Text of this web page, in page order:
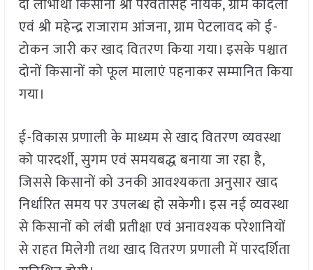
दो लाभार्थी किसानों श्री परवतसिंह नायक, ग्राम कोदली
एवं श्री महेन्द्र राजाराम आंजना, ग्राम पेटलावद को ई-
टोकन जारी कर खाद वितरण किया गया। इसके पश्चात
दोनों किसानों को फूल मालाएं पहनाकर सम्मानित किया
गया।
ई-विकास प्रणाली के माध्यम से खाद वितरण व्यवस्था
को पारदर्शी, सुगम एवं समयबद्ध बनाया जा रहा है,
जिससे किसानों को उनकी आवश्यकता अनुसार खाद
निर्धारित समय पर उपलब्ध हो सकेगी। इस नई व्यवस्था
से किसानों को लंबी प्रतीक्षा एवं अनावश्यक परेशानियों
से राहत मिलेगी तथा खाद वितरण प्रणाली में पारदर्शिता